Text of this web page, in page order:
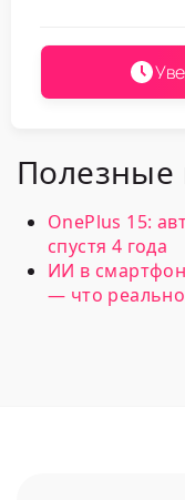
Полезные
OnePlus 15:
спустя 4 года
ИИ в
— что